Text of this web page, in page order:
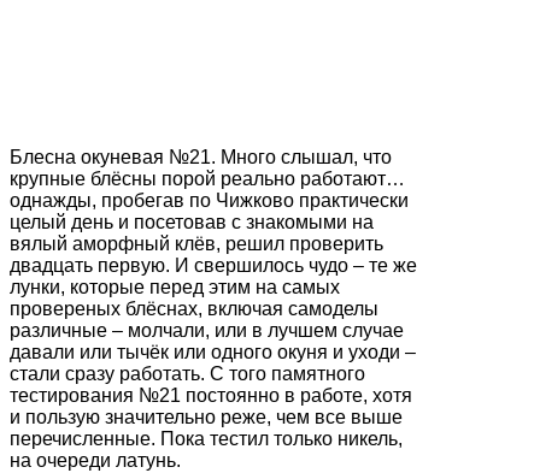
Блесна окуневая №21. Много слышал, что
крупные блёсны порой реально работают…
однажды, пробегав по Чижково практически
целый день и посетовав с знакомыми на
вялый аморфный клёв, решил проверить
двадцать первую. И свершилось чудо – те же
лунки, которые перед этим на самых
провереных блёснах, включая самоделы
различные – молчали, или в лучшем случае
давали или тычёк или одного окуня и уходи –
стали сразу работать. С того памятного
тестирования №21 постоянно в работе, хотя
и пользую значительно реже, чем все выше
перечисленные. Пока тестил только никель,
на очереди латунь.